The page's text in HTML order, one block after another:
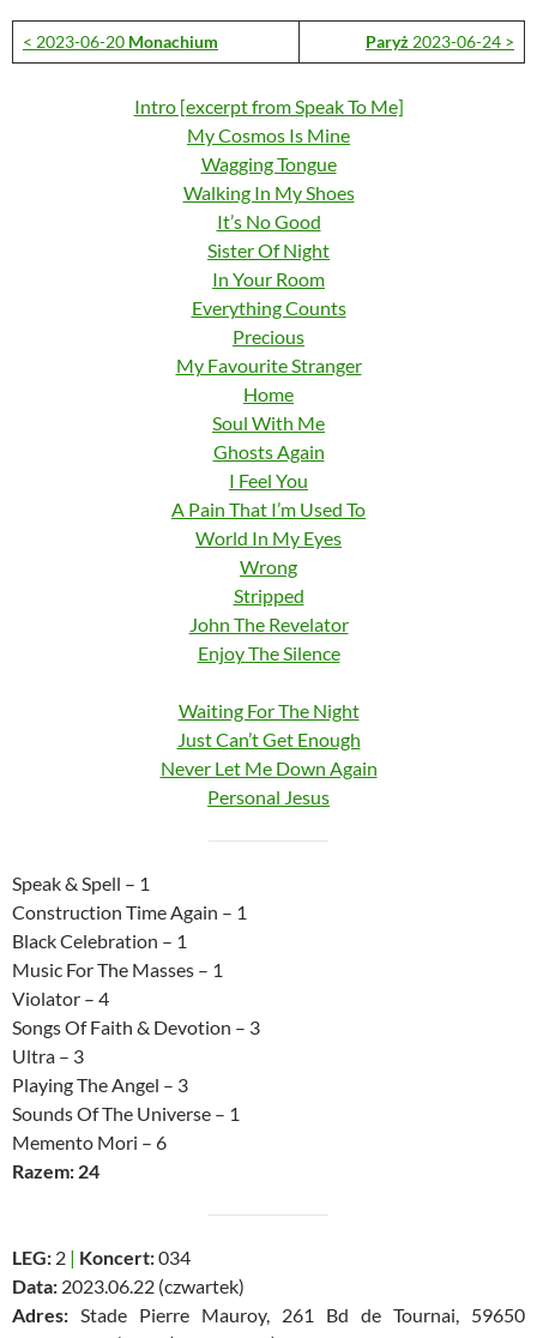
< 2023-06-20 Monachium Paryż 2023-06-24 >
Intro [excerpt from Speak To Me]
My Cosmos Is Mine
Wagging Tongue
Walking In My Shoes
It’s No Good
Sister Of Night
In Your Room
Everything Counts
Precious
My Favourite Stranger
Home
Soul With Me
Ghosts Again
I Feel You
A Pain That I’m Used To
World In My Eyes
Wrong
Stripped
John The Revelator
Enjoy The Silence
Waiting For The Night
Just Can’t Get Enough
Never Let Me Down Again
Personal Jesus
Speak & Spell – 1
Construction Time Again – 1
Black Celebration – 1
Music For The Masses – 1
Violator – 4
Songs Of Faith & Devotion – 3
Ultra – 3
Playing The Angel – 3
Sounds Of The Universe – 1
Memento Mori – 6
Razem: 24
LEG: 2 | Koncert:034
Data: 2023.06.22 (czwartek)
Adres: Stade Pierre Mauroy, 261 Bd de Tournai, 59650